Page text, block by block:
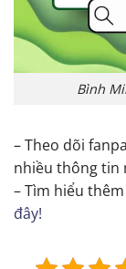
Bình
– Theo dõi
nhiều thông tin
– Tìm hiểu
đây!